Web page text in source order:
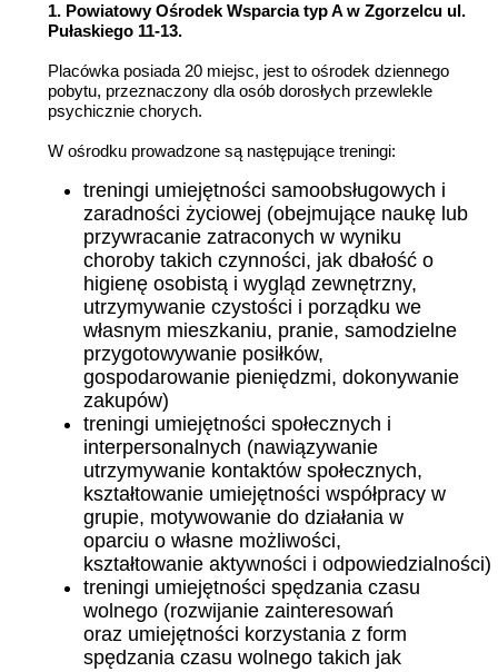
1. Powiatowy Ośrodek Wsparcia typ A w Zgorzelcu ul.
Pułaskiego 11-13.
Placówka posiada 20 miejsc, jest to ośrodek dziennego
pobytu, przeznaczony dla osób dorosłych przewlekle
psychicznie chorych.
W ośrodku prowadzone są następujące treningi:
treningi umiejętności samoobsługowych i
zaradności życiowej (obejmujące naukę lub
przywracanie zatraconych w wyniku
choroby takich czynności, jak dbałość o
higienę osobistą i wygląd zewnętrzny,
utrzymywanie czystości i porządku we
własnym mieszkaniu, pranie, samodzielne
przygotowywanie posiłków,
gospodarowanie pieniędzmi, dokonywanie
zakupów)
treningi umiejętności społecznych i
interpersonalnych (nawiązywanie
utrzymywanie kontaktów społecznych,
kształtowanie umiejętności współpracy w
grupie, motywowanie do działania w
oparciu o własne możliwości,
kształtowanie aktywności i odpowiedzialności)
treningi umiejętności spędzania czasu
wolnego (rozwijanie zainteresowań
oraz umiejętności korzystania z form
spędzania czasu wolnego takich jak